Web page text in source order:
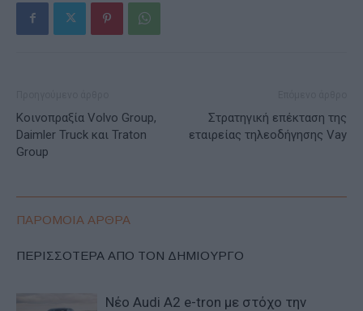
Κοινοπραξία Volvo Group,
Daimler Truck και Traton
Group
Στρατηγική επέκταση της
εταιρείας τηλεοδήγησης Vay
ΠΑΡΟΜΟΙΑ ΑΡΘΡΑ
ΠΕΡΙΣΣΟΤΕΡΑ ΑΠΟ ΤΟΝ ΔΗΜΙΟΥΡΓΟ
Νέο Audi A2 e-tron με στόχο την